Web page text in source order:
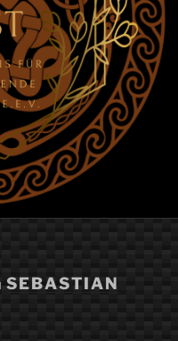
SEBASTIAN